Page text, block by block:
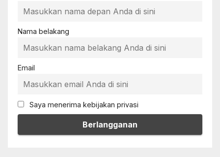
Nama belakang
Email
Saya menerima kebijakan privasi